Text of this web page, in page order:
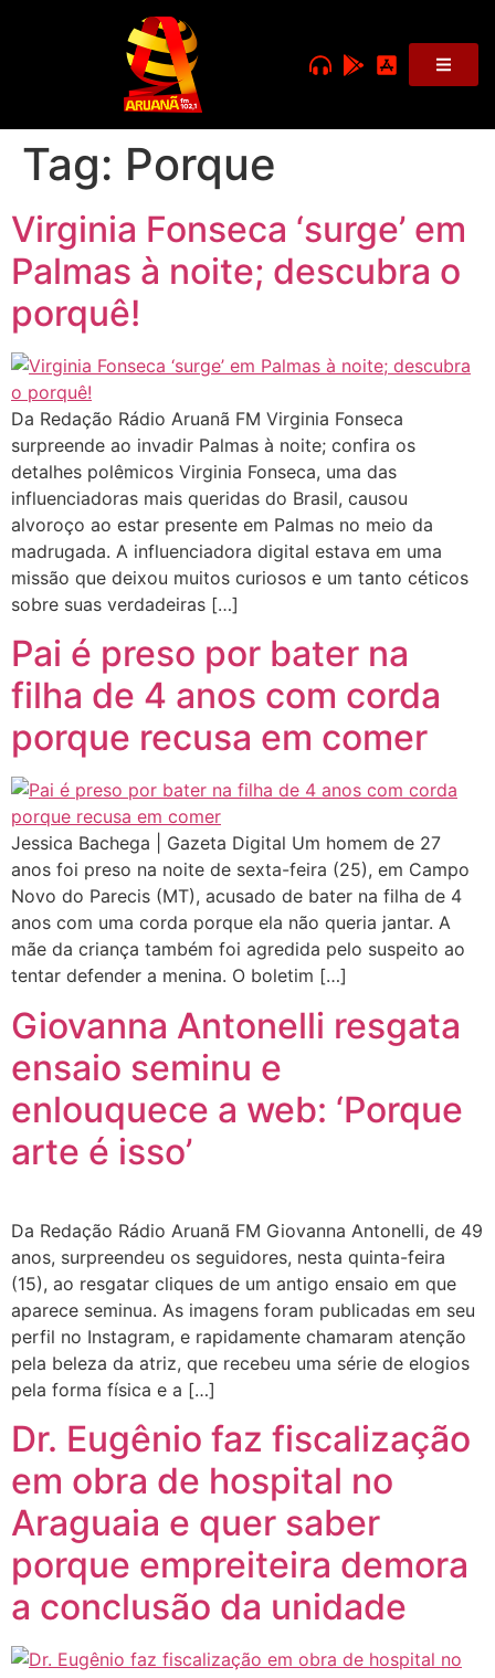
Tag: Porque
Virginia Fonseca ‘surge’ em
Palmas à noite; descubra o
porquê!
Da Redação Rádio Aruanã FM Virginia Fonseca
surpreende ao invadir Palmas à noite; confira os
detalhes polêmicos Virginia Fonseca, uma das
influenciadoras mais queridas do Brasil, causou
alvoroço ao estar presente em Palmas no meio da
madrugada. A influenciadora digital estava em uma
missão que deixou muitos curiosos e um tanto céticos
sobre suas verdadeiras […]
Pai é preso por bater na
filha de 4 anos com corda
porque recusa em comer
Jessica Bachega | Gazeta Digital Um homem de 27
anos foi preso na noite de sexta-feira (25), em Campo
Novo do Parecis (MT), acusado de bater na filha de 4
anos com uma corda porque ela não queria jantar. A
mãe da criança também foi agredida pelo suspeito ao
tentar defender a menina. O boletim […]
Giovanna Antonelli resgata
ensaio seminu e
enlouquece a web: ‘Porque
arte é isso’
Da Redação Rádio Aruanã FM Giovanna Antonelli, de 49
anos, surpreendeu os seguidores, nesta quinta-feira
(15), ao resgatar cliques de um antigo ensaio em que
aparece seminua. As imagens foram publicadas em seu
perfil no Instagram, e rapidamente chamaram atenção
pela beleza da atriz, que recebeu uma série de elogios
pela forma física e a […]
Dr. Eugênio faz fiscalização
em obra de hospital no
Araguaia e quer saber
porque empreiteira demora
a conclusão da unidade